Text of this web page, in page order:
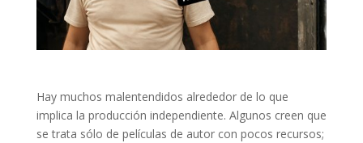
Hay muchos malentendidos alrededor de lo que
implica la producción independiente. Algunos creen que
se trata sólo de películas de autor con pocos recursos;